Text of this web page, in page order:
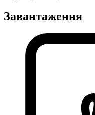
Завантаження